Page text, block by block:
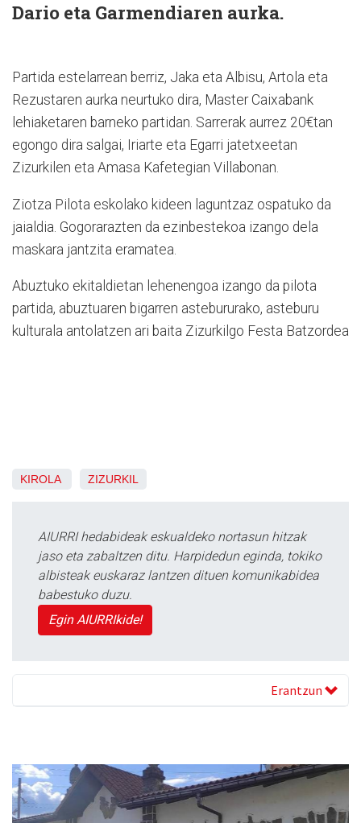
Dario eta Garmendiaren aurka.
Partida estelarrean berriz, Jaka eta Albisu, Artola eta
Rezustaren aurka neurtuko dira, Master Caixabank
lehiaketaren barneko partidan. Sarrerak aurrez 20€tan
egongo dira salgai, Iriarte eta Egarri jatetxeetan
Zizurkilen eta Amasa Kafetegian Villabonan.
Ziotza Pilota eskolako kideen laguntzaz ospatuko da
jaialdia. Gogorarazten da ezinbestekoa izango dela
maskara jantzita eramatea.
Abuztuko ekitaldietan lehenengoa izango da pilota
partida, abuztuaren bigarren astebururako, asteburu
kulturala antolatzen ari baita Zizurkilgo Festa Batzordea
KIROLA ZIZURKIL
AIURRI hedabideak eskualdeko nortasun hitzak
jaso eta zabaltzen ditu. Harpidedun eginda, tokiko
albisteak euskaraz lantzen dituen komunikabidea
babestuko duzu.
Egin AIURRIkide!
Erantzun